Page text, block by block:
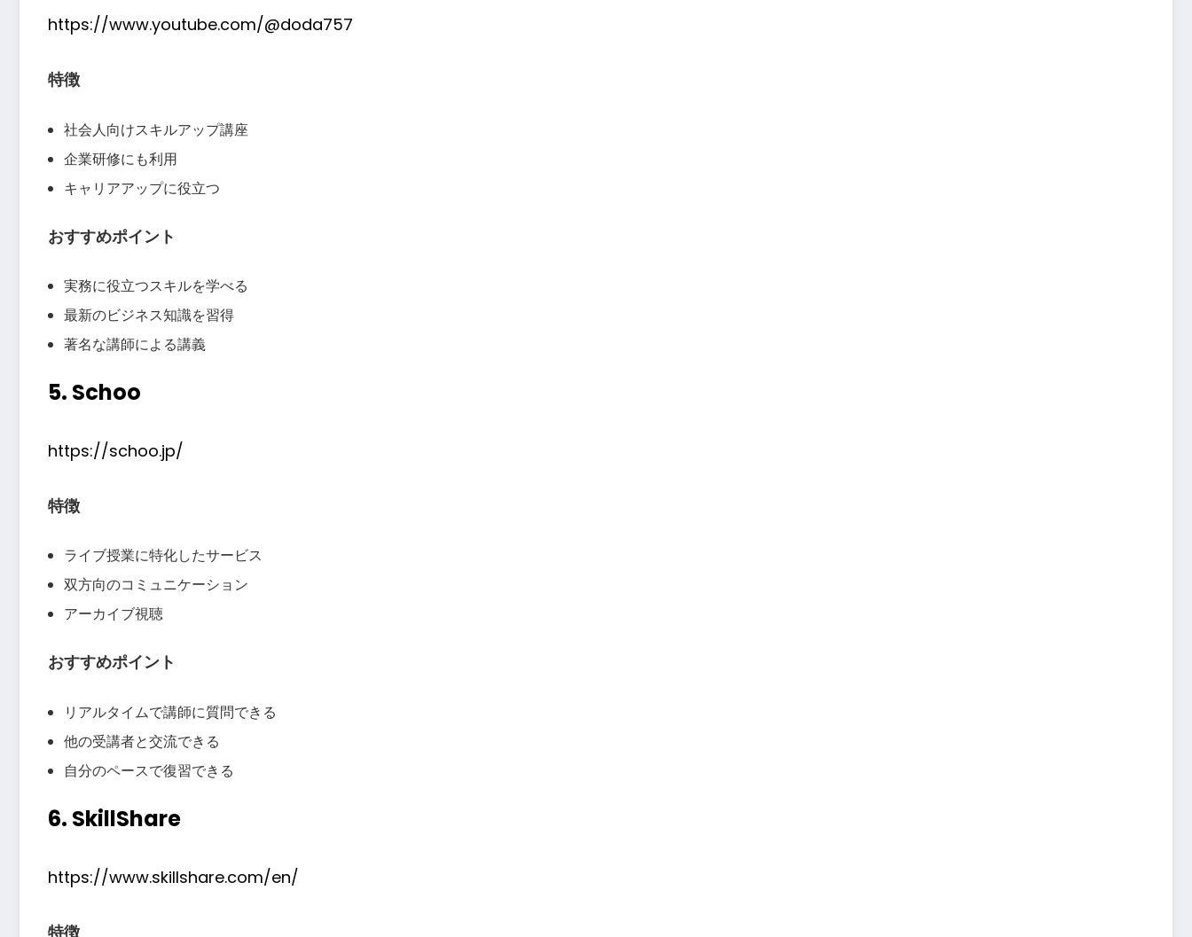
https://www.youtube.com/@doda757
特徴
社会人向けスキルアップ講座
企業研修にも利用
キャリアアップに役立つ
おすすめポイント
実務に役立つスキルを学べる
最新のビジネス知識を習得
著名な講師による講義
5. Schoo
https://schoo.jp/
特徴
ライブ授業に特化したサービス
双方向のコミュニケーション
アーカイブ視聴
おすすめポイント
リアルタイムで講師に質問できる
他の受講者と交流できる
自分のペースで復習できる
6. SkillShare
https://www.skillshare.com/en/
特徴